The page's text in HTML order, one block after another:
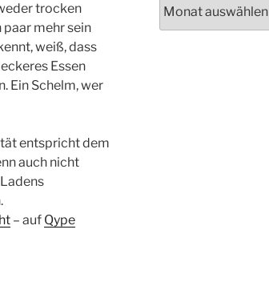
trocken
mehr sein
weiß, dass
Essen
Ein Schelm, wer
entspricht dem
auch nicht
– auf Qype